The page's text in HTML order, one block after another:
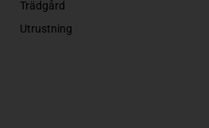
Trädgård
Utrustning